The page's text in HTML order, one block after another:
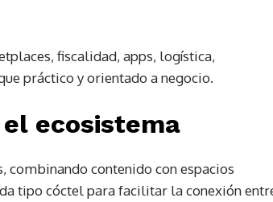
fiscalidad, apps, logística,
práctico y orientado a negocio.
ecosistema
combinando contenido con espacios
tipo cóctel para facilitar la conexión